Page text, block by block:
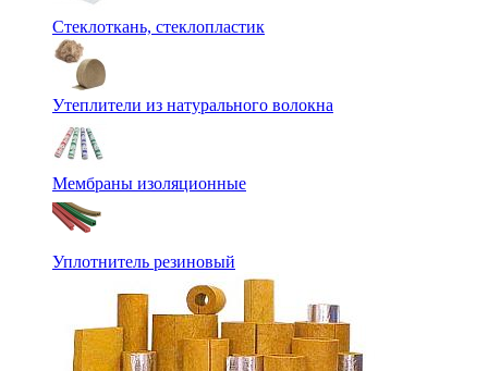
Стеклоткань, стеклопластик
Утеплители из натурального волокна
Мембраны изоляционные
Уплотнитель резиновый